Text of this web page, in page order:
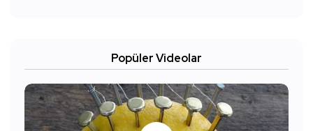
Popüler Videolar